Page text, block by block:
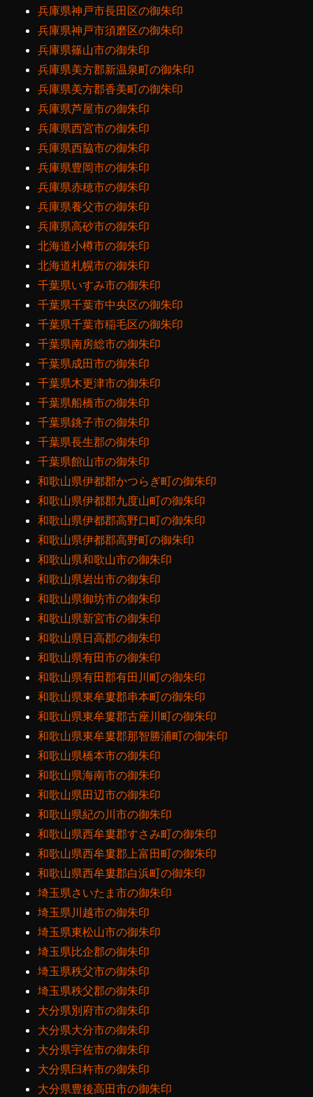
兵庫県神戸市長田区の御朱印
兵庫県神戸市須磨区の御朱印
兵庫県篠山市の御朱印
兵庫県美方郡新温泉町の御朱印
兵庫県美方郡香美町の御朱印
兵庫県芦屋市の御朱印
兵庫県西宮市の御朱印
兵庫県西脇市の御朱印
兵庫県豊岡市の御朱印
兵庫県赤穂市の御朱印
兵庫県養父市の御朱印
兵庫県高砂市の御朱印
北海道小樽市の御朱印
北海道札幌市の御朱印
千葉県いすみ市の御朱印
千葉県千葉市中央区の御朱印
千葉県千葉市稲毛区の御朱印
千葉県南房総市の御朱印
千葉県成田市の御朱印
千葉県木更津市の御朱印
千葉県船橋市の御朱印
千葉県銚子市の御朱印
千葉県長生郡の御朱印
千葉県館山市の御朱印
和歌山県伊都郡かつらぎ町の御朱印
和歌山県伊都郡九度山町の御朱印
和歌山県伊都郡高野口町の御朱印
和歌山県伊都郡高野町の御朱印
和歌山県和歌山市の御朱印
和歌山県岩出市の御朱印
和歌山県御坊市の御朱印
和歌山県新宮市の御朱印
和歌山県日高郡の御朱印
和歌山県有田市の御朱印
和歌山県有田郡有田川町の御朱印
和歌山県東牟婁郡串本町の御朱印
和歌山県東牟婁郡古座川町の御朱印
和歌山県東牟婁郡那智勝浦町の御朱印
和歌山県橋本市の御朱印
和歌山県海南市の御朱印
和歌山県田辺市の御朱印
和歌山県紀の川市の御朱印
和歌山県西牟婁郡すさみ町の御朱印
和歌山県西牟婁郡上富田町の御朱印
和歌山県西牟婁郡白浜町の御朱印
埼玉県さいたま市の御朱印
埼玉県川越市の御朱印
埼玉県東松山市の御朱印
埼玉県比企郡の御朱印
埼玉県秩父市の御朱印
埼玉県秩父郡の御朱印
大分県別府市の御朱印
大分県大分市の御朱印
大分県宇佐市の御朱印
大分県臼杵市の御朱印
大分県豊後高田市の御朱印